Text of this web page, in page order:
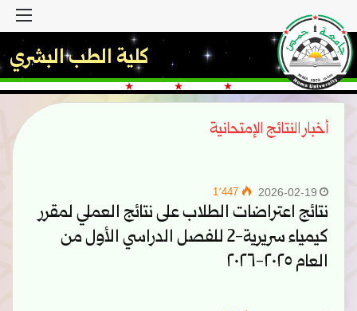
كلية الطب البشري
أخبار النتائج الإمتحانية
2026-02-19
نتائج اعتراضات الطلاب على نتائج العملي لمقرر
كيمياء سريرية-2 للفصل الدراسي الأول من
العام ٢٠٢٥-٢٠٢٦